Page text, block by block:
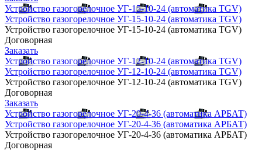
Устройство газогорелочное УГ-15-10-24 (автоматика TGV)
Устройство газогорелочное УГ-15-10-24 (автоматика TGV)
Устройство газогорелочное УГ-15-10-24 (автоматика TGV)
Договорная
Заказать
Устройство газогорелочное УГ-12-10-24 (автоматика TGV)
Устройство газогорелочное УГ-12-10-24 (автоматика TGV)
Устройство газогорелочное УГ-12-10-24 (автоматика TGV)
Договорная
Заказать
Устройство газогорелочное УГ-20-4-36 (автоматика АРБАТ)
Устройство газогорелочное УГ-20-4-36 (автоматика АРБАТ)
Устройство газогорелочное УГ-20-4-36 (автоматика АРБАТ)
Договорная